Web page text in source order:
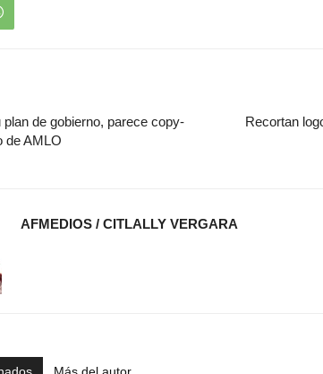
plan de gobierno, parece copy-
de AMLO
Recortan
AFMEDIOS / CITLALLY VERGARA